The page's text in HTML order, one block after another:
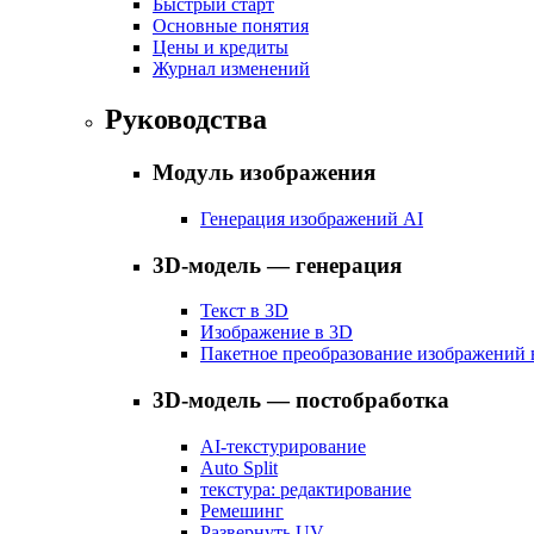
Быстрый старт
Основные понятия
Цены и кредиты
Журнал изменений
Руководства
Модуль изображения
Генерация изображений AI
3D-модель — генерация
Текст в 3D
Изображение в 3D
Пакетное преобразование изображений
3D-модель — постобработка
AI-текстурирование
Auto Split
текстура: редактирование
Ремешинг